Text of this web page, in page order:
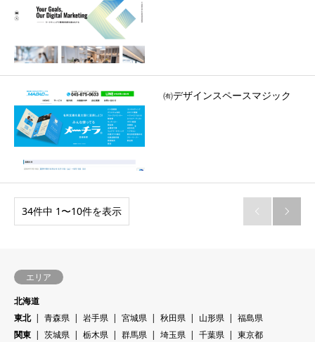
㈲デザインスペースマジック
34件中 1〜10件を表示  
エリア
北海道
東北
青森県 岩手県 宮城県 秋田県 山形県
福島県
関東
茨城県 栃木県 群馬県 埼玉県 千葉県
東京都